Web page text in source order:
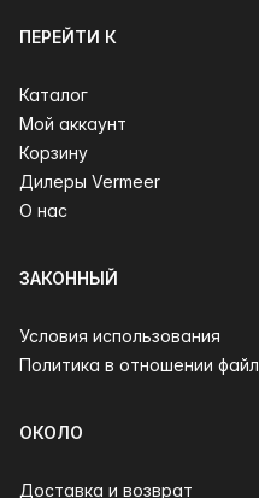
ПЕРЕЙТИ К
Каталог
Мой аккаунт
Корзину
Дилеры Vermeer
О нас
ЗАКОННЫЙ
Условия использования
Политика в отношении
ОКОЛО
Доставка и возврат